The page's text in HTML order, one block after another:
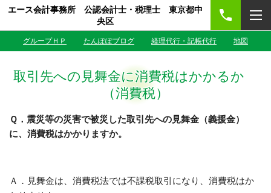
エース会計事務所 公認会計士・税理士 東京都中
央区
グループＨＰ たんぽぽブログ 経理代行・記帳代行 地図
取引先への見舞金に消費税はかかるか
（消費税）
Ｑ．震災等の災害で被災した取引先への見舞金（義援金）
に、消費税はかかりますか。
Ａ．見舞金は、消費税法では不課税取引になり、消費税はか